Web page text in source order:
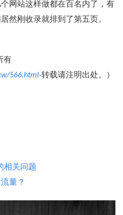
网站这样做都在百名内了，有
然刚收录就排到了第五页。
有
566.html-转载请注明出处。）
相关问题
量？